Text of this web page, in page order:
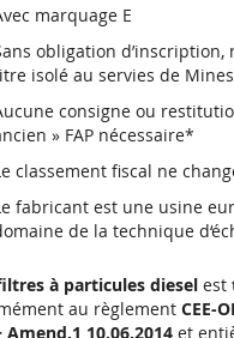
marquage E
obligation d’inscription,
isolé au servies de Mines
consigne ou
» FAP nécessaire*
classement fiscal ne
fabricant est une usine
de la technique
à particules diesel est
au règlement CEE-
Amend.1 10.06.2014 et